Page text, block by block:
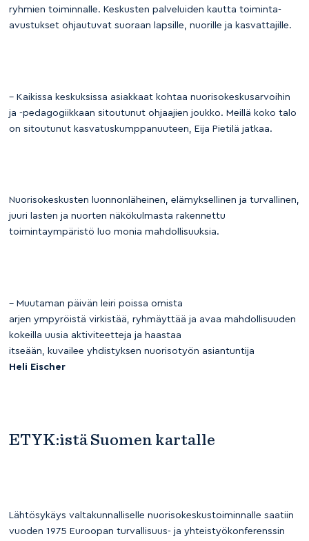
ryhmien toiminnalle. Keskusten palveluiden kautta toiminta-
avustukset ohjautuvat suoraan lapsille, nuorille ja kasvattajille.
– Kaikissa keskuksissa asiakkaat kohtaa nuorisokeskusarvoihin
ja -pedagogiikkaan sitoutunut ohjaajien joukko. Meillä koko talo
on sitoutunut kasvatuskumppanuuteen, Eija Pietilä jatkaa.
Nuorisokeskusten luonnonläheinen, elämyksellinen ja turvallinen,
juuri lasten ja nuorten näkökulmasta rakennettu
toimintaympäristö luo monia mahdollisuuksia.
– Muutaman päivän leiri poissa omista
arjen ympyröistä virkistää, ryhmäyttää ja avaa mahdollisuuden
kokeilla uusia aktiviteetteja ja haastaa
itseään, kuvailee yhdistyksen nuorisotyön asiantuntija
Heli Eischer
ETYK:istä Suomen kartalle
Lähtösykäys valtakunnalliselle nuorisokeskustoiminnalle saatiin
vuoden 1975 Euroopan turvallisuus- ja yhteistyökonferenssin